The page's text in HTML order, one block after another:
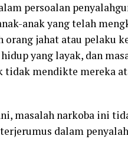
persoalan
anak yang telah
orang jahat atau pelaku
yang layak, dan
tidak mendikte mereka
masalah narkoba ini
dalam